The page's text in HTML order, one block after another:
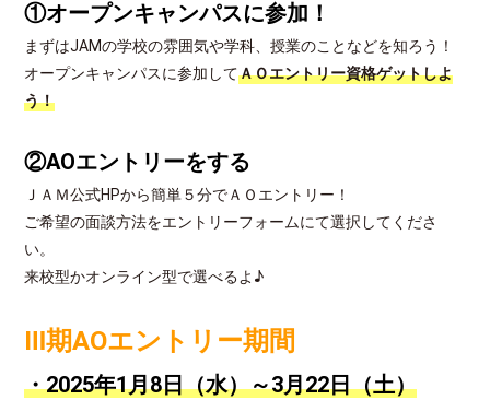
①オープンキャンパスに参加！
まずはJAMの学校の雰囲気や学科、授業のことなどを知ろう！
オープンキャンパスに参加してＡＯエントリー資格ゲットしよ
う！
②AOエントリーをする
ＪＡＭ公式HPから簡単５分でＡＯエントリー！
ご希望の面談方法をエントリーフォームにて選択してくださ
い。
来校型かオンライン型で選べるよ♪
Ⅲ期AOエントリー期間
・2025年1月8日（水）～3月22日（土）